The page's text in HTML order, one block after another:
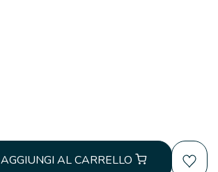
AGGIUNGI AL CARRELLO